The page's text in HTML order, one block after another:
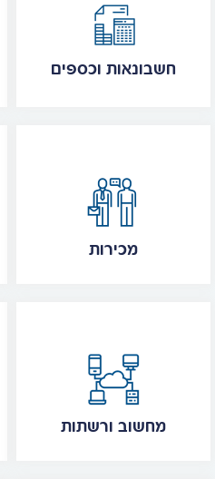
חשבונאות וכספים
מכירות
מחשוב ורשתות